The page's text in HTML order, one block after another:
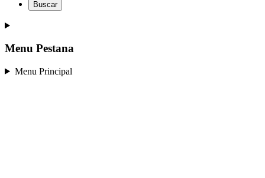
Buscar
Menu Pestana
Menu Principal